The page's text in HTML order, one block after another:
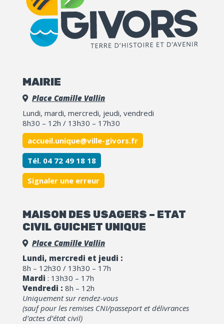
MAIRIE
Place Camille Vallin
Lundi, mardi, mercredi, jeudi, vendredi
8h30 – 12h / 13h30 – 17h30
accueil.unique@ville-givors.fr
Tél. 04 72 49 18 18
Signaler une erreur
MAISON DES USAGERS – ETAT
CIVIL GUICHET UNIQUE
Place Camille Vallin
Lundi, mercredi et jeudi :
8h – 12h30 / 13h30 – 17h
Mardi : 13h30 – 17h
Vendredi : 8h – 12h
Uniquement sur rendez-vous
(sauf pour les remises CNI/passeport et délivrances
d’actes d’état civil)